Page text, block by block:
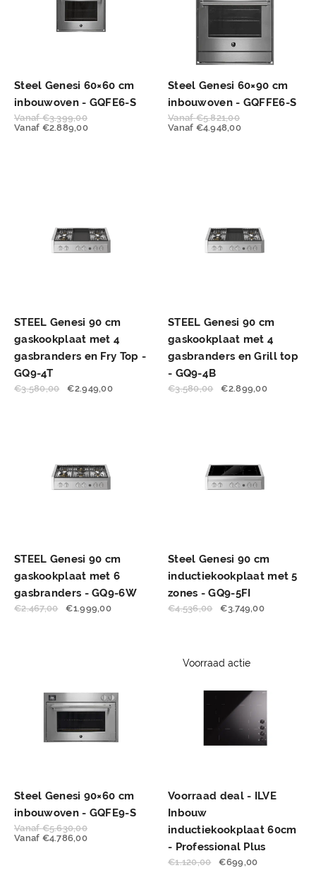
Steel Genesi 60×60 cm
inbouwoven - GQFE6-S
Vanaf€3.399,00
Vanaf €2.889,00
Steel Genesi 60×90 cm
inbouwoven - GQFFE6-S
Vanaf€5.821,00
Vanaf €4.948,00
STEEL Genesi 90 cm
gaskookplaat met 4
gasbranders en Fry Top -
GQ9-4T
€3.580,00 €2.949,00
STEEL Genesi 90 cm
gaskookplaat met 4
gasbranders en Grill top
- GQ9-4B
€3.580,00 €2.899,00
STEEL Genesi 90 cm
gaskookplaat met 6
gasbranders - GQ9-6W
€2.467,00 €1.999,00
Steel Genesi 90 cm
inductiekookplaat met 5
zones - GQ9-5FI
€4.536,00 €3.749,00
Steel Genesi 90×60 cm
inbouwoven - GQFE9-S
Vanaf€5.630,00
Vanaf €4.786,00
Voorraad actie
Voorraad deal - ILVE
Inbouw
inductiekookplaat 60cm
- Professional Plus
€1.120,00 €699,00